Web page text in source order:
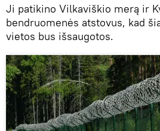
Ji patikino Vilkaviškio merą ir
bendruomenės atstovus, kad
vietos bus išsaugotos.